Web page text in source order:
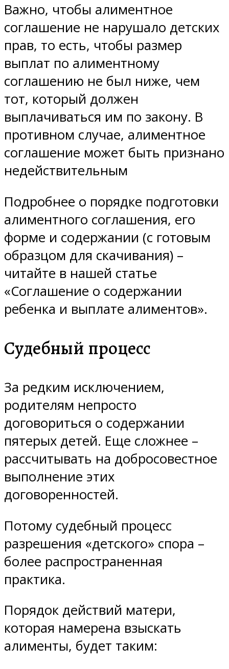
Важно, чтобы алиментное
соглашение не нарушало детских
прав, то есть, чтобы размер
выплат по алиментному
соглашению не был ниже, чем
тот, который должен
выплачиваться им по закону. В
противном случае, алиментное
соглашение может быть признано
недействительным
Подробнее о порядке подготовки
алиментного соглашения, его
форме и содержании (с готовым
образцом для скачивания) –
читайте в нашей статье
«Соглашение о содержании
ребенка и выплате алиментов».
Судебный процесс
За редким исключением,
родителям непросто
договориться о содержании
пятерых детей. Еще сложнее –
рассчитывать на добросовестное
выполнение этих
договоренностей.
Потому судебный процесс
разрешения «детского» спора –
более распространенная
практика.
Порядок действий матери,
которая намерена взыскать
алименты, будет таким: